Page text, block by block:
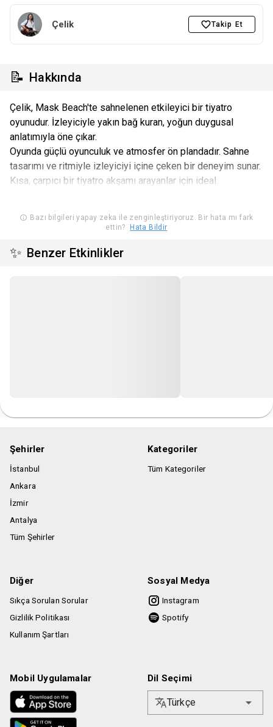
Çelik Takip Et
📝 Hakkında
Çelik, Mask Beach'te sahnelenen etkileyici bir tiyatro
oyunudur. İzleyiciyle yakın bağ kuran, yoğun duygusal
anlatımıyla öne çıkar.
Oyunda güçlü oyunculuk ve atmosfer ön plandadır. Sahne
tasarımı ve ritmiyle izleyiciyi içine çeken bir deneyim sunar.
Kısa, çarpıcı bir tiyatro akşamı arayanlar için ideal.
Bazı bilgileri yapay zeka ile zenginleştiriyoruz. Bir hata mı fark
ettin?
Hata Bildir
✨ Benzer Etkinlikler
Şehirler
İstanbul
Ankara
İzmir
Antalya
Tüm Şehirler
Kategoriler
Tüm Kategoriler
Diğer
Sıkça Sorulan Sorular
Gizlilik Politikası
Kullanım Şartları
Sosyal Medya
Instagram
Spotify
Mobil Uygulamalar Dil Seçimi
Türkçe